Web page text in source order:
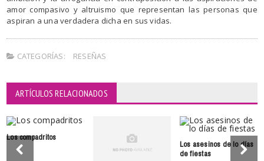
amor compasivo y altruismo que representan las personas que
aspiran a una verdadera dicha en sus vidas.
CATEGORÍAS: RESEÑAS
ARTÍCULOS RELACIONADOS
Los compadritos
Los asesinos de lo días
de fiestas